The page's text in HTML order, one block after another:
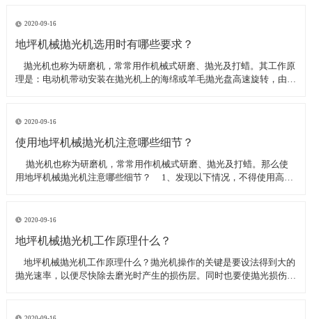
地坪工程处理的必备设
2020-09-16
地坪机械抛光机选用时有哪些要求？
​ 抛光机也称为研磨机，常常用作机械式研磨、抛光及打蜡。其工作原
理是：电动机带动安装在抛光机上的海绵或羊毛抛光盘高速旋转，由于
求？
2020-09-16
使用地坪机械抛光机注意哪些细节？
​ 抛光机也称为研磨机，常常用作机械式研磨、抛光及打蜡。那么使
用地坪机械抛光机注意哪些细节？ 1、发现以下情况，不得使用高速
2020-09-16
地坪机械抛光机工作原理什么？
​ 地坪机械抛光机工作原理什么？抛光机操作的关键是要设法得到大的
抛光速率，以便尽快除去磨光时产生的损伤层。同时也要使抛光损伤层
较深；后者要求使用最细的